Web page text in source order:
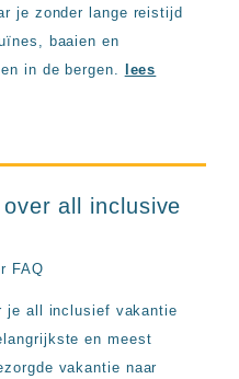
je zonder lange reistijd
baaien en
in de bergen. lees
all inclusive
je all inclusief vakantie
en meest
vakantie naar